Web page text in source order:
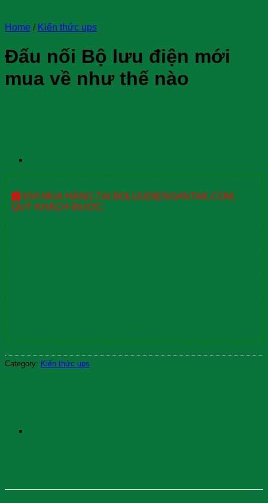
Home / Kiến thức ups
Đấu nối Bộ lưu điện mới
mua về như thế nào
KHI MUA HÀNG TẠI BOLUUDIENSANTAK.COM,
QUÝ KHÁCH ĐƯỢC:
Category: Kiến thức ups